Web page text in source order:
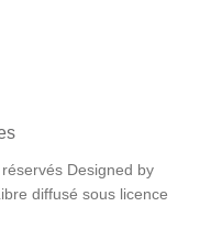
Designed by
diffusé sous licence